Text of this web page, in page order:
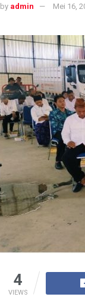
by admin Mei 16,
4
VIEWS